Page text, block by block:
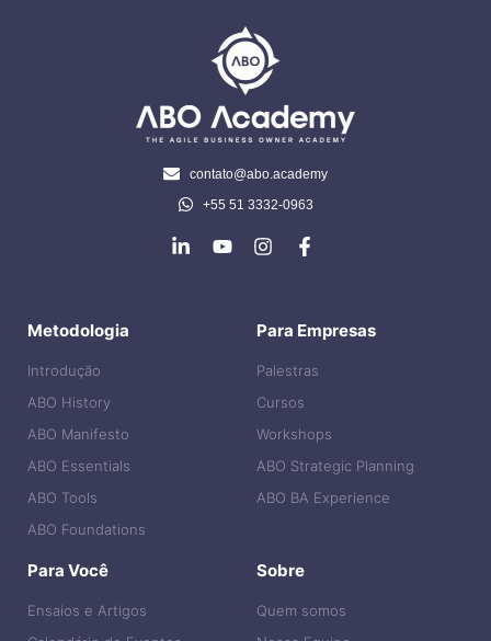
contato@abo.academy
+55 51 3332-0963
Metodologia
Introdução
ABO History
ABO Manifesto
ABO Essentials
ABO Tools
ABO Foundations
Para Empresas
Palestras
Cursos
Workshops
ABO Strategic Planning
ABO BA Experience
Para Você
Ensaios e Artigos
Sobre
Quem somos